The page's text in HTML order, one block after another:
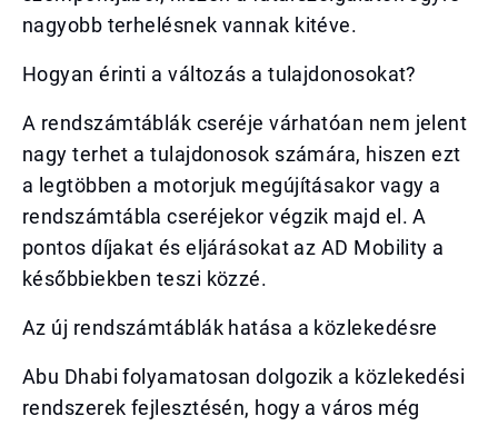
nagyobb terhelésnek vannak kitéve.
Hogyan érinti a változás a tulajdonosokat?
A rendszámtáblák cseréje várhatóan nem jelent
nagy terhet a tulajdonosok számára, hiszen ezt
a legtöbben a motorjuk megújításakor vagy a
rendszámtábla cseréjekor végzik majd el. A
pontos díjakat és eljárásokat az AD Mobility a
későbbiekben teszi közzé.
Az új rendszámtáblák hatása a közlekedésre
Abu Dhabi folyamatosan dolgozik a közlekedési
rendszerek fejlesztésén, hogy a város még